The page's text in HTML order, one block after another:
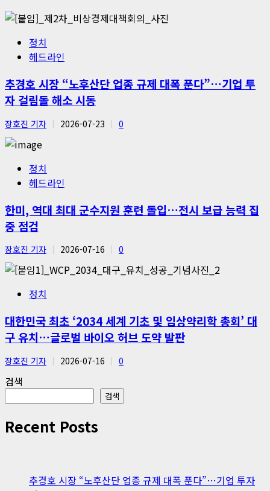
정치
헤드라인
추경호 시장 “노후산단 업종 규제 대폭 푼다”…기업 투
자 걸림돌 해소 시동
장호진 기자 2026-07-23 0
정치
헤드라인
한미, 역대 최대 군수지원 훈련 돌입…전시 보급 능력 집
중 점검
장호진 기자 2026-07-16 0
정치
대한민국 최초 ‘2034 세계 기초 및 임상약리학 총회’ 대
구 유치…글로벌 바이오 허브 도약 발판
장호진 기자 2026-07-16 0
검색
검색
Recent Posts
추경호 시장 “노후산단 업종 규제 대폭 푼다”…기업 투자